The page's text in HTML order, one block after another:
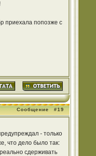
приехала попозже с
Сообщение #19
- только
что дело было так:
сдерживать